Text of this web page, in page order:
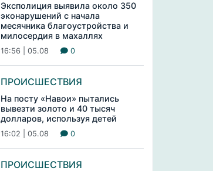
Эксполиция выявила около 350
эконарушений с начала
месячника благоустройства и
милосердия в махаллях
16:56 | 05.08 0
ПРОИСШЕСТВИЯ
На посту «Навои» пытались
вывезти золото и 40 тысяч
долларов, используя детей
16:02 | 05.08 0
ПРОИСШЕСТВИЯ